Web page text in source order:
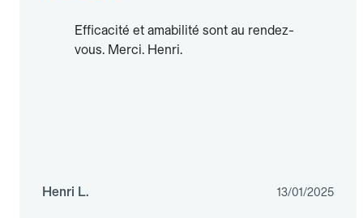
Efficacité et amabilité sont au rendez-
vous. Merci. Henri.
Henri L. 13/01/2025